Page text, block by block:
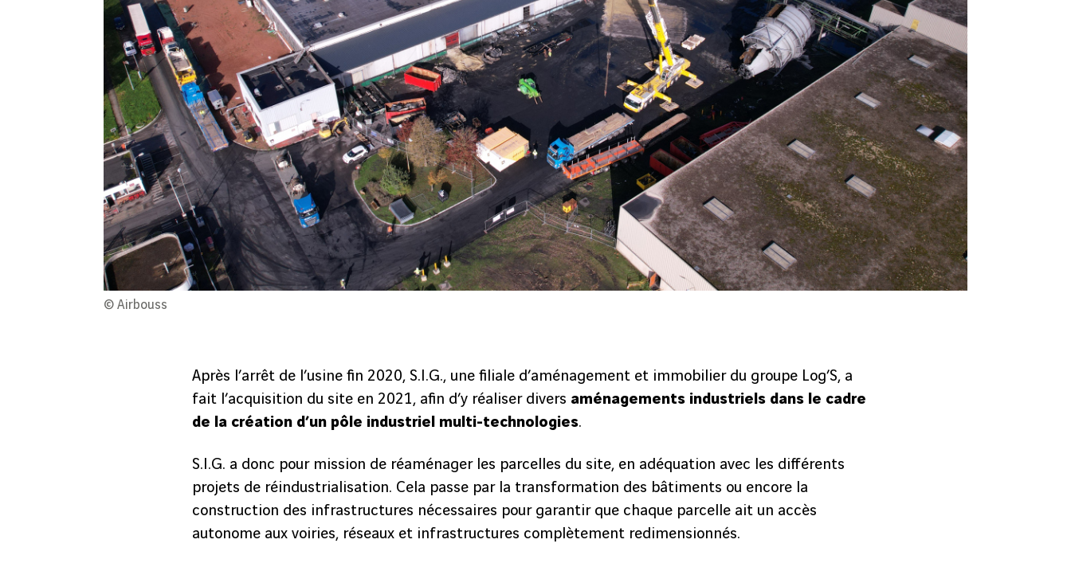
© Airbouss
Après l’arrêt de l’usine fin 2020, S.I.G., une filiale d’aménagement et immobilier du groupe Log’S, a
fait l’acquisition du site en 2021, afin d’y réaliser divers aménagements industriels dans le cadre
de la création d’un pôle industriel multi-technologies.
S.I.G. a donc pour mission de réaménager les parcelles du site, en adéquation avec les différents
projets de réindustrialisation. Cela passe par la transformation des bâtiments ou encore la
construction des infrastructures nécessaires pour garantir que chaque parcelle ait un accès
autonome aux voiries, réseaux et infrastructures complètement redimensionnés.